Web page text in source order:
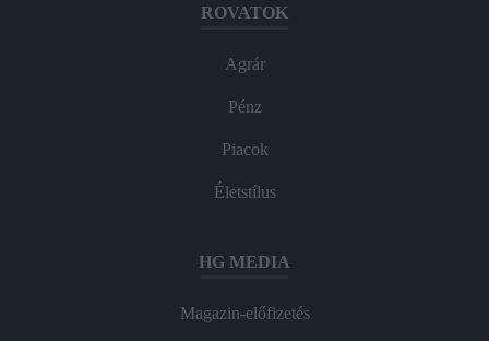
ROVATOK
Agrár
Pénz
Piacok
Életstílus
HG MEDIA
Magazin-előfizetés